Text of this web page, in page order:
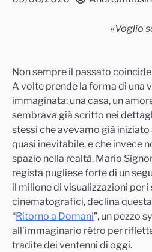
«Voglio
Non sempre il passato
A volte prende la forma di una
immaginata: una casa, un
sembrava già scritto nei
stessi che avevamo già
quasi inevitabile, e che invece
spazio nella realtà. Mario
regista pugliese forte di un
il milione di visualizzazioni per
cinematografici, declina
“Ritorno a Domani”, un pezzo
all’immaginario rétro per
tradite dei ventenni di oggi.